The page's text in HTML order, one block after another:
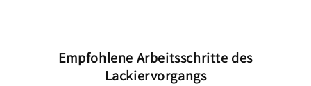
Empfohlene Arbeitsschritte des
Lackiervorgangs